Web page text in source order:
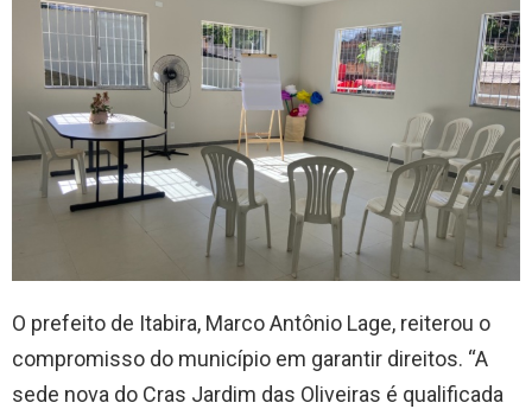
O prefeito de Itabira, Marco Antônio Lage, reiterou o
compromisso do município em garantir direitos. “A
sede nova do Cras Jardim das Oliveiras é qualificada